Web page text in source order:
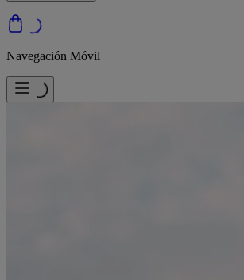
Navegación Móvil